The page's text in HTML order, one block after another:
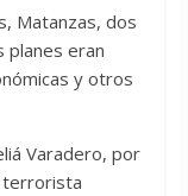
Matanzas, dos
planes eran
y otros
Varadero, por
terrorista